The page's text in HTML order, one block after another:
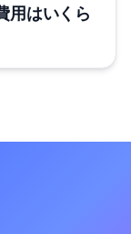
用はいくら